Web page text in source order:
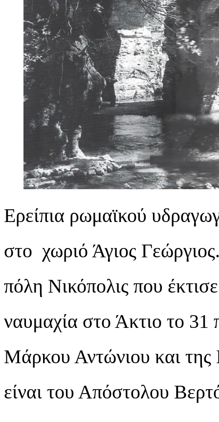
Eρείπια ρωμαϊκού
στο χωριό Άγιος
πόλη Νικόπολις που
ναυμαχία στο Άκτιο το
Μάρκου Αντώνιου και
είναι του Απόστολου